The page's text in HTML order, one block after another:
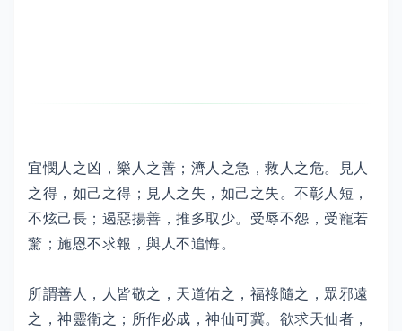
宜憫人之凶，樂人之善；濟人之急，救人之危。見人
之得，如己之得；見人之失，如己之失。不彰人短，
不炫己長；遏惡揚善，推多取少。受辱不怨，受寵若
驚；施恩不求報，與人不追悔。
所謂善人，人皆敬之，天道佑之，福祿隨之，眾邪遠
之，神靈衛之；所作必成，神仙可冀。欲求天仙者，